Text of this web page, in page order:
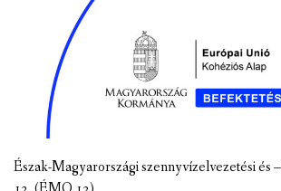
Észak-Magyarországi szennyvízelvezetési és